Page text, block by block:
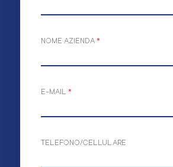
NOME AZIENDA *
E-MAIL *
TELEFONO/CELLULARE